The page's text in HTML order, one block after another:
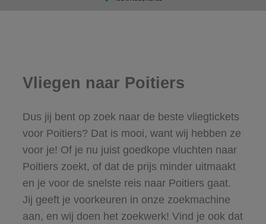
Vliegen naar Poitiers
Dus jij bent op zoek naar de beste vliegtickets
voor Poitiers? Dat is mooi, want wij hebben ze
voor je! Of je nu juist goedkope vluchten naar
Poitiers zoekt, of dat de prijs minder uitmaakt
en je voor de snelste reis naar Poitiers gaat.
Jij geeft je voorkeuren in onze zoekmachine
aan, en wij doen het zoekwerk! Vind je ook dat